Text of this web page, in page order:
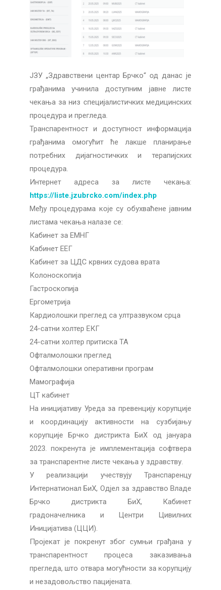
ЈЗУ „Здравствени центар Брчко“ од данас је
грађанима учинила доступним јавне листе
чекања за низ специјалистичких медицинских
процедура и прегледа.
Транспарентност и доступност информација
грађанима омогућит ће лакше планирање
потребних дијагностичких и терапијских
процедура.
Интернет адреса за листе чекања:
https://liste.jzubrcko.com/index.php
Међу процедурама које су обухваћене јавним
листама чекања налазе се:
Кабинет за ЕМНГ
Кабинет ЕЕГ
Кабинет за ЦДС крвних судова врата
Колоноскопија
Гастроскопија
Ергометрија
Кардиолошки преглед са ултразвуком срца
24-сатни холтер ЕКГ
24-сатни холтер притиска ТА
Офталмолошки преглед
Офталмолошки оперативни програм
Мамографија
ЦТ кабинет
На иницијативу Уреда за превенцију корупције
и координацију активности на сузбијању
корупције Брчко дистрикта БиХ од јануара
2023. покренута је имплементација софтвера
за транспарентне листе чекања у здравству.
У реализацији учествују Транспаренцy
Интернатионал БиХ, Одјел за здравство Владе
Брчко дистрикта БиХ, Кабинет
градоначелника и Центри Цивилних
Иницијатива (ЦЦИ).
Пројекат је покренут због сумњи грађана у
транспарентност процеса заказивања
прегледа, што отвара могућности за корупцију
и незадовољство пацијената.